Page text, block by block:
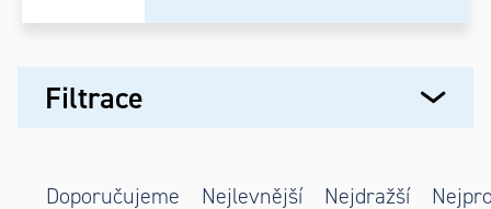
Řazení
Doporučujeme Nejlevnější Nejdražší
Filtrace
Výpis